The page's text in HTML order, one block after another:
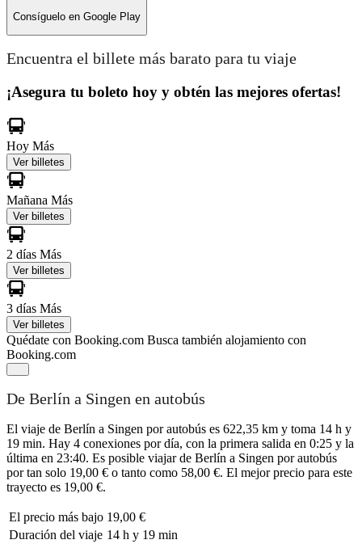
Consíguelo en Google Play
Encuentra el billete más barato para tu viaje
¡Asegura tu boleto hoy y obtén las mejores ofertas!
Hoy Más
Ver billetes
Mañana Más
Ver billetes
2 días Más
Ver billetes
3 días Más
Ver billetes
Quédate con Booking.com Busca también alojamiento con
Booking.com
De Berlín a Singen en autobús
El viaje de Berlín a Singen por autobús es 622,35 km y toma 14 h y
19 min. Hay 4 conexiones por día, con la primera salida en 0:25 y la
última en 23:40. Es posible viajar de Berlín a Singen por autobús
por tan solo 19,00 € o tanto como 58,00 €. El mejor precio para este
trayecto es 19,00 €.
El precio más bajo 19,00 €
Duración del viaje 14 h y 19 min